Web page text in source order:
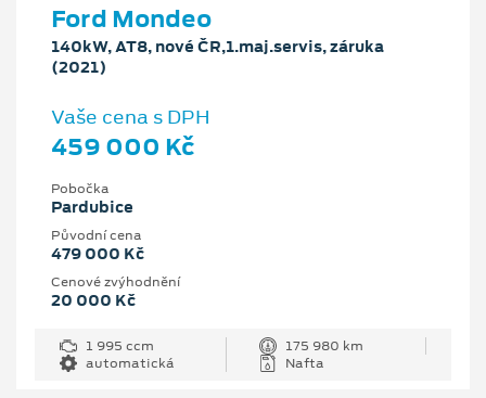
Ford Mondeo
140kW, AT8, nové ČR,1.maj.servis, záruka
(2021)
Vaše cena s DPH
459 000 Kč
Pobočka
Pardubice
Původní cena
479 000 Kč
Cenové zvýhodnění
20 000 Kč
1 995 ccm
175 980 km
automatická
Nafta